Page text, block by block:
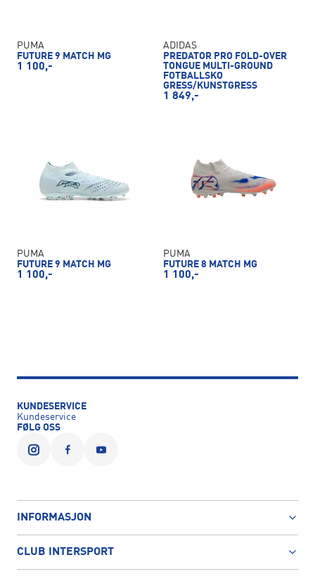
PUMA
FUTURE 9 MATCH MG
1 100,-
ADIDAS
PREDATOR PRO FOLD-OVER
TONGUE MULTI-GROUND
FOTBALLSKO
GRESS/KUNSTGRESS
1 849,-
PUMA
FUTURE 9 MATCH MG
1 100,-
PUMA
FUTURE 8 MATCH MG
1 100,-
KUNDESERVICE
Kundeservice
FØLG OSS
INFORMASJON
CLUB INTERSPORT